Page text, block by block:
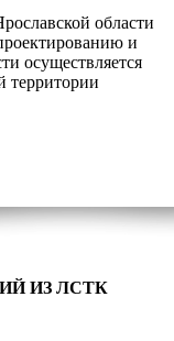
области
и
осуществляется
территории
ИЗ ЛСТК